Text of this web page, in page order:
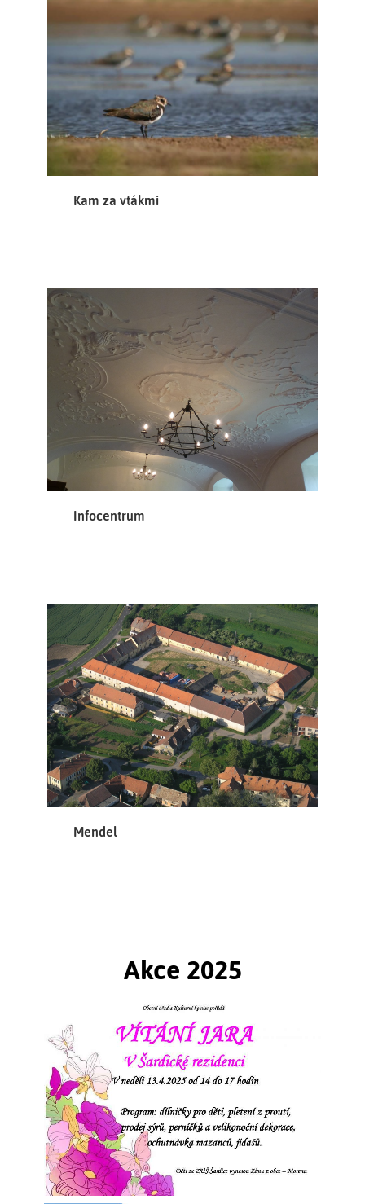
Za architekta stavby můžeme považovat
Bartoloměje Zindtnera
brněnského stavebního mistra, který pro augustiány
často pracoval, jako realizátora staveb Mořice Grimma a
jeho syna Františka Antonína Grimma.
Kam za vtákmi
Infocentrum
Mendel
Akce 2025